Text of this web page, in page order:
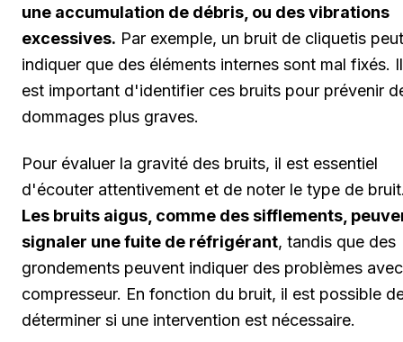
une accumulation de débris, ou des vibrations
excessives. Par exemple, un bruit de cliquetis peut
indiquer que des éléments internes sont mal fixés. Il
est important d'identifier ces bruits pour prévenir
dommages plus graves.
Pour évaluer la gravité des bruits, il est essentiel
d'écouter attentivement et de noter le type de
Les bruits aigus, comme des sifflements,
signaler une fuite de réfrigérant, tandis que des
grondements peuvent indiquer des problèmes
compresseur. En fonction du bruit, il est possible
déterminer si une intervention est nécessaire.